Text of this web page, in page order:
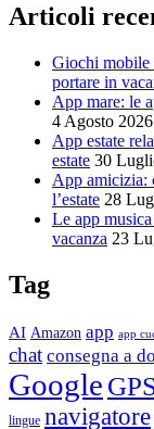
Articoli
Giochi mobile
portare in
App mare: le
4 Agosto 2026
App estate
estate 30
App amicizia:
l’estate 28
Le app
vacanza 23
Tag
AI Amazon app app
chat consegna a
Google
lingue navigatore